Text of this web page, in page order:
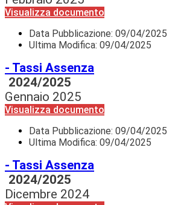
Visualizza documento
Data Pubblicazione: 09/04/2025
Ultima Modifica: 09/04/2025
- Tassi Assenza
2024/2025
Gennaio 2025
Visualizza documento
Data Pubblicazione: 09/04/2025
Ultima Modifica: 09/04/2025
- Tassi Assenza
2024/2025
Dicembre 2024